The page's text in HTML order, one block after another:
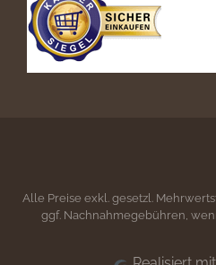
Alle Preise exkl. gesetzl.
ggf. Nachnahmegebühren,